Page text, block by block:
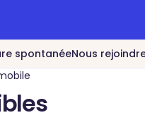
spontanéeNous